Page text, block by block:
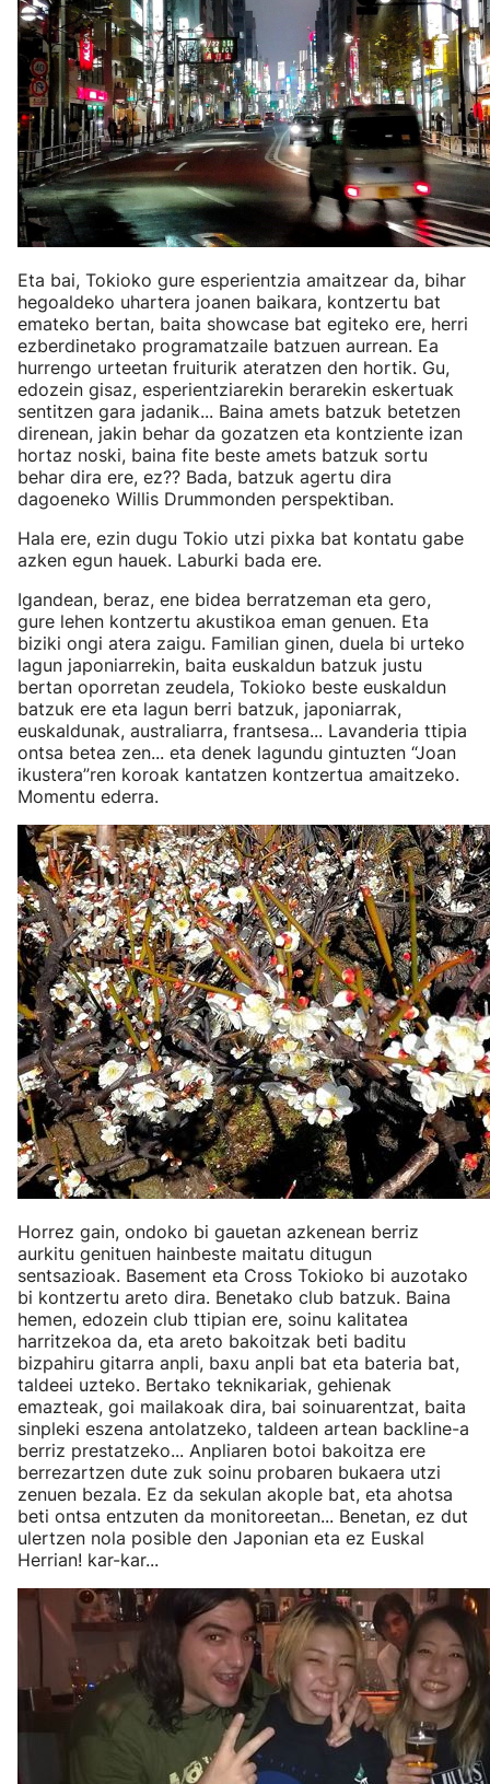
Eta bai, Tokioko gure esperientzia amaitzear da, bihar
hegoaldeko uhartera joanen baikara, kontzertu bat
emateko bertan, baita showcase bat egiteko ere, herri
ezberdinetako programatzaile batzuen aurrean. Ea
hurrengo urteetan fruiturik ateratzen den hortik. Gu,
edozein gisaz, esperientziarekin berarekin eskertuak
sentitzen gara jadanik... Baina amets batzuk betetzen
direnean, jakin behar da gozatzen eta kontziente izan
hortaz noski, baina fite beste amets batzuk sortu
behar dira ere, ez?? Bada, batzuk agertu dira
dagoeneko Willis Drummonden perspektiban.
Hala ere, ezin dugu Tokio utzi pixka bat kontatu gabe
azken egun hauek. Laburki bada ere.
Igandean, beraz, ene bidea berratzeman eta gero,
gure lehen kontzertu akustikoa eman genuen. Eta
biziki ongi atera zaigu. Familian ginen, duela bi urteko
lagun japoniarrekin, baita euskaldun batzuk justu
bertan oporretan zeudela, Tokioko beste euskaldun
batzuk ere eta lagun berri batzuk, japoniarrak,
euskaldunak, australiarra, frantsesa... Lavanderia ttipia
ontsa betea zen... eta denek lagundu gintuzten “Joan
ikustera”ren koroak kantatzen kontzertua amaitzeko.
Momentu ederra.
Horrez gain, ondoko bi gauetan azkenean berriz
aurkitu genituen hainbeste maitatu ditugun
sentsazioak. Basement eta Cross Tokioko bi auzotako
bi kontzertu areto dira. Benetako club batzuk. Baina
hemen, edozein club ttipian ere, soinu kalitatea
harritzekoa da, eta areto bakoitzak beti baditu
bizpahiru gitarra anpli, baxu anpli bat eta bateria bat,
taldeei uzteko. Bertako teknikariak, gehienak
emazteak, goi mailakoak dira, bai soinuarentzat, baita
sinpleki eszena antolatzeko, taldeen artean backline-a
berriz prestatzeko... Anpliaren botoi bakoitza ere
berrezartzen dute zuk soinu probaren bukaera utzi
zenuen bezala. Ez da sekulan akople bat, eta ahotsa
beti ontsa entzuten da monitoreetan... Benetan, ez dut
ulertzen nola posible den Japonian eta ez Euskal
Herrian! kar-kar...